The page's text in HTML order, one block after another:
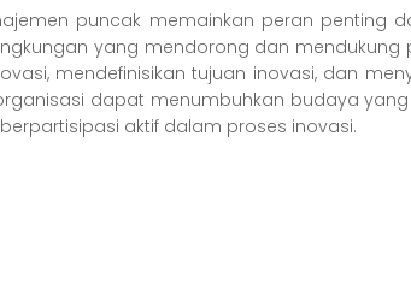
puncak memainkan peran penting
yang mendorong dan mendukung
mendefinisikan tujuan inovasi, dan
dapat menumbuhkan budaya
aktif dalam proses inovasi.